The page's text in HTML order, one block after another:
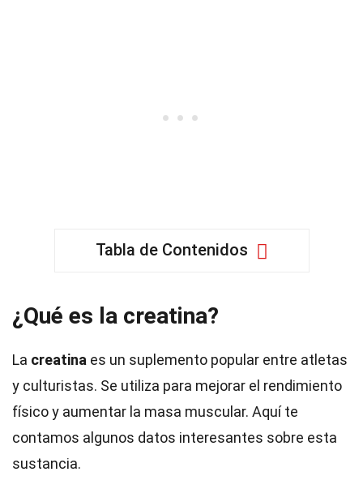
Tabla de Contenidos
¿Qué es la creatina?
La creatina es un suplemento popular entre atletas
y culturistas. Se utiliza para mejorar el rendimiento
físico y aumentar la masa muscular. Aquí te
contamos algunos datos interesantes sobre esta
sustancia.